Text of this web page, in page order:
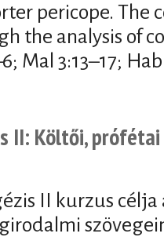
pericope. The
the analysis of
Mal 3:13–17;
II: Költői,
II kurzus